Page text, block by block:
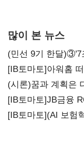
많이 본 뉴스
(민선 9기 한달
20년만에 '비상재
[IB토마토]아워홈
가족 지배체제 구축
(시론)꿈과 계획은
[IB토마토]JB금융
아닌 캐피탈
[IB토마토](AI 보험